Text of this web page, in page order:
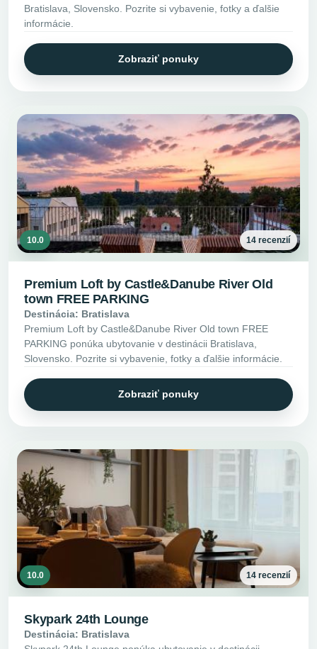
Bratislava, Slovensko. Pozrite si vybavenie, fotky a ďalšie
informácie.
Zobraziť ponuky
10.0 14 recenzií
Premium Loft by Castle&Danube River Old
town FREE PARKING
Destinácia: Bratislava
Premium Loft by Castle&Danube River Old town FREE
PARKING ponúka ubytovanie v destinácii Bratislava,
Slovensko. Pozrite si vybavenie, fotky a ďalšie informácie.
Zobraziť ponuky
10.0 14 recenzií
Skypark 24th Lounge
Destinácia: Bratislava